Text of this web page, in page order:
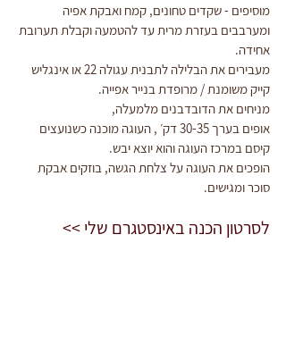
מוסיפים - שקדים טחונים, קמח ואבקת אפיה
ומערבבים בעזרת מרית עד להטמעה וקבלת תערובת
אחידה.
מעבירים את הבלילה לתבנית עגולה 22 או אינגליש
קייק משומנת / מרופדת בנייר אפייה.
מניחים את הדובדבנים מלמעלה,
אופים בערך 30-35 דק׳ , העוגה מוכנה כשנועצים
קיסם במרכז העוגה והוא יוצא יבש.
הופכים את העוגה על צלחת הגשה, בוזקים אבקת
סוכר ומגישים.
לסרטון הכנה באינסטגרם שלי >>